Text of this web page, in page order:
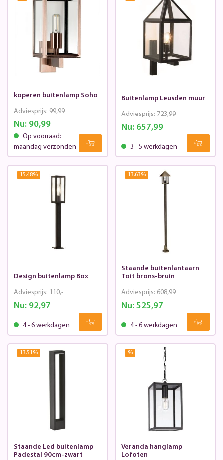
koperen buitenlamp Soho
Nu:90,99
Adviesprijs: 99,99
Op voorraad:
maandag verzonden
Buitenlamp Leusden muur
Nu: 657,99
Adviesprijs: 723,99
3 - 5 werkdagen
15.48%
Design buitenlamp Box
Nu:92,97
Adviesprijs: 110,-
4 - 6 werkdagen
13.63%
Staande buitenlantaarn
Toit brons-bruin
Nu: 525,97
Adviesprijs: 608,99
4 - 6 werkdagen
13.51 %
Staande Led buitenlamp
Padestal 90cm-zwart
%
Veranda hanglamp
Lofoten